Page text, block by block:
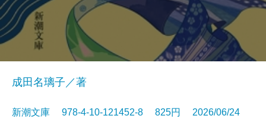
成田名璃子／著
新潮文庫 978-4-10-121452-8 825円 2026/06/24